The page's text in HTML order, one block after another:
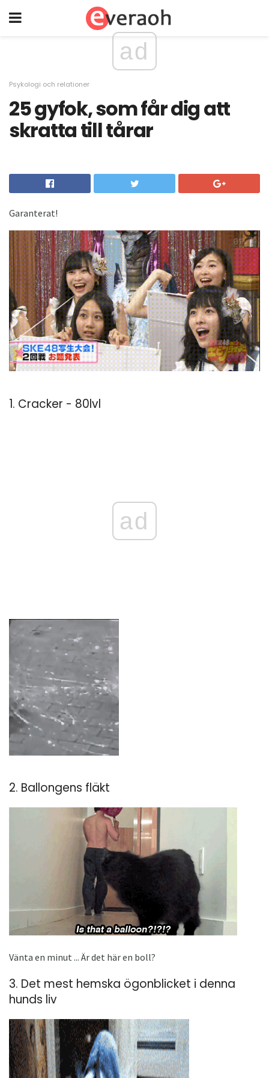
ad
Psykologi och relationer
25 gyfok, som får dig att
skratta till tårar
Garanterat!
1. Cracker - 80lvl
ad
2. Ballongens fläkt
Vänta en minut ... Är det här en boll?
3. Det mest hemska ögonblicket i denna
hunds liv